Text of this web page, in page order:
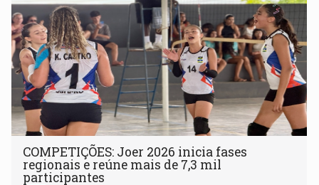
COMPETIÇÕES: Joer 2026 inicia fases
regionais e reúne mais de 7,3 mil
participantes